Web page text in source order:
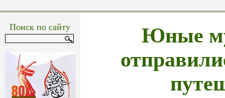
Поиск по сайту Юные